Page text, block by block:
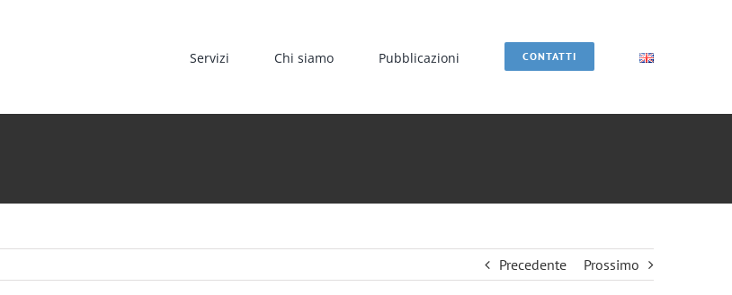
Servizi Chi siamo Pubblicazioni CONTATTI
Precedente Prossimo